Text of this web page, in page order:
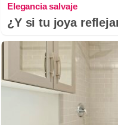
Elegancia salvaje
¿Y si tu joya